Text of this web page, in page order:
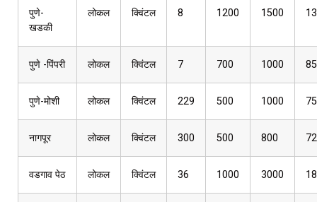
पुणे-
खडकी
लोकल क्विंटल 8 1200 1500
पुणे -पिंपरी लोकल क्विंटल 7 700 1000
पुणे-मोशी लोकल क्विंटल 229 500 1000
नागपूर लोकल क्विंटल 300 500 800
वडगाव पेठ लोकल क्विंटल 36 1000 3000